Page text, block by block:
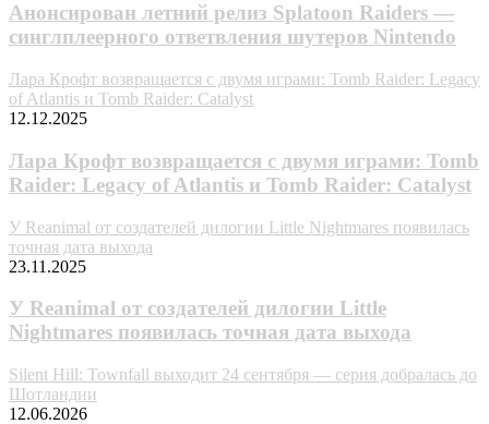
Анонсирован летний релиз Splatoon Raiders —
синглплеерного ответвления шутеров Nintendo
Лара Крофт возвращается с двумя играми: Tomb Raider: Legacy
of Atlantis и Tomb Raider: Catalyst
12.12.2025
Лара Крофт возвращается с двумя играми: Tomb
Raider: Legacy of Atlantis и Tomb Raider: Catalyst
У Reanimal от создателей дилогии Little Nightmares появилась
точная дата выхода
23.11.2025
У Reanimal от создателей дилогии Little
Nightmares появилась точная дата выхода
Silent Hill: Townfall выходит 24 сентября — серия добралась до
Шотландии
12.06.2026